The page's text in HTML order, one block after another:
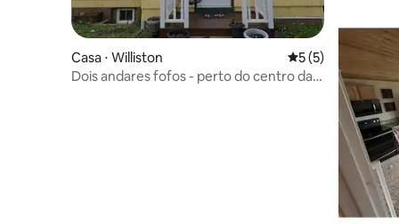
Casa ⋅ Williston 5 de uma
5 (5)
Dois andares fofos - perto do centro da